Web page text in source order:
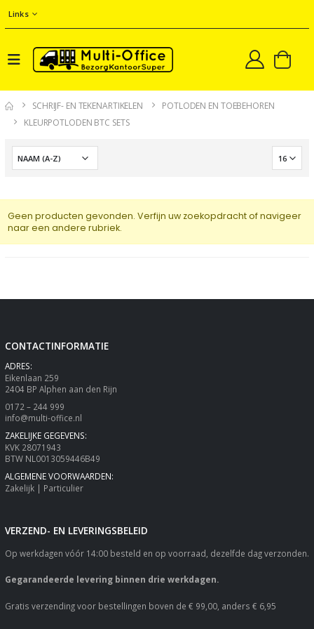
Links
SCHRIJF- EN TEKENARTIKELEN
POTLODEN EN TOEBEHOREN
KLEURPOTLODEN BTC SETS
Geen producten gevonden. Verfijn uw zoekopdracht of navigeer
naar een andere rubriek.
CONTACTINFORMATIE
ADRES:
Eikenlaan 259
2404 BP Alphen aan den Rijn
0172 – 244 999
info@multi-office.nl
ZAKELIJKE GEGEVENS:
KVK 28071943
BTW NL0013059446B49
ALGEMENE VOORWAARDEN:
Zakelijk| Particulier
VERZEND- EN LEVERINGSBELEID
Op werkdagen vóór 14:00 besteld en op voorraad, dezelfde dag verzonden.
Gegarandeerde levering binnen drie werkdagen.
Gratis verzending voor bestellingen boven de € 99,00, anders € 6,95